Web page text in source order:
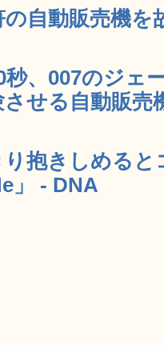
自動販売機を
、007のジェ
せる自動販売
抱きしめる
」 - DNA